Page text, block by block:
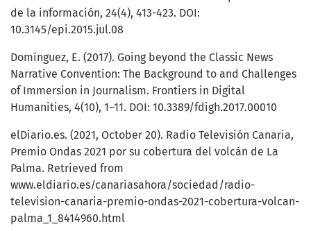
de la información, 24(4), 413-423. DOI:
10.3145/epi.2015.jul.08
Domínguez, E. (2017). Going beyond the Classic News
Narrative Convention: The Background to and Challenges
of Immersion in Journalism. Frontiers in Digital
Humanities, 4(10), 1–11. DOI: 10.3389/fdigh.2017.00010
elDiario.es. (2021, October 20). Radio Televisión Canaria,
Premio Ondas 2021 por su cobertura del volcán de La
Palma. Retrieved from
www.eldiario.es/canariasahora/sociedad/radio-
television-canaria-premio-ondas-2021-cobertura-volcan-
palma_1_8414960.html